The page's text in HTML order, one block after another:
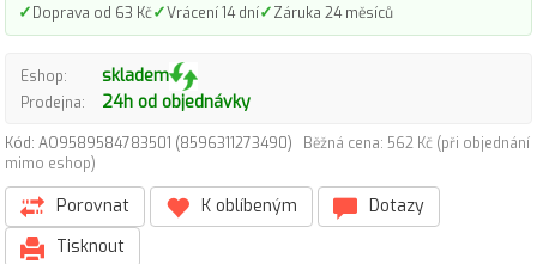
✓Doprava od 63 Kč✓Vrácení 14 dní✓Záruka 24 měsíců
Eshop: skladem
Prodejna: 24h od objednávky
Kód: AO9589584783501 (8596311273490)
Běžná cena: 562 Kč (při objednání
mimo eshop)
Porovnat K oblíbeným
Dotazy
Tisknout